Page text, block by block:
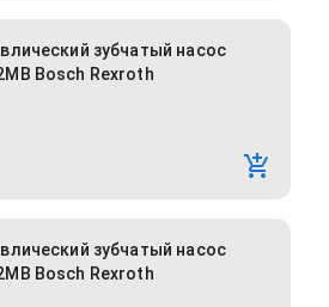
зубчатый насос
Bosch Rexroth
зубчатый насос
Bosch Rexroth